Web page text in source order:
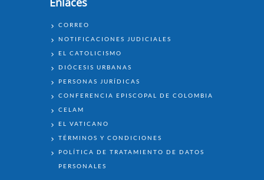
ENLACES
CORREO
NOTIFICACIONES JUDICIALES
EL CATOLICISMO
DIÓCESIS URBANAS
PERSONAS JURÍDICAS
CONFERENCIA EPISCOPAL DE COLOMBIA
CELAM
EL VATICANO
TÉRMINOS Y CONDICIONES
POLÍTICA DE TRATAMIENTO DE DATOS
PERSONALES